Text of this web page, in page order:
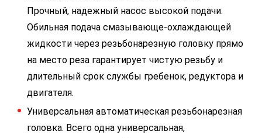
Прочный, надежный насос высокой подачи.
Обильная подача смазывающе-охлаждающей
жидкости через резьбонарезную головку прямо
на место реза гарантирует чистую резьбу и
длительный срок службы гребенок, редуктора и
двигателя.
Универсальная автоматическая резьбонарезная
головка. Всего одна универсальная,